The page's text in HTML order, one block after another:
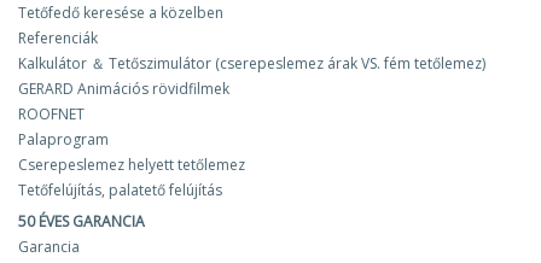
Tetőfedő keresése a közelben
Referenciák
Kalkulátor ＆ Tetőszimulátor (cserepeslemez árak VS. fém tetőlemez)
GERARD Animációs rövidfilmek
ROOFNET
Palaprogram
Cserepeslemez helyett tetőlemez
Tetőfelújítás, palatető felújítás
50 ÉVES GARANCIA
Garancia